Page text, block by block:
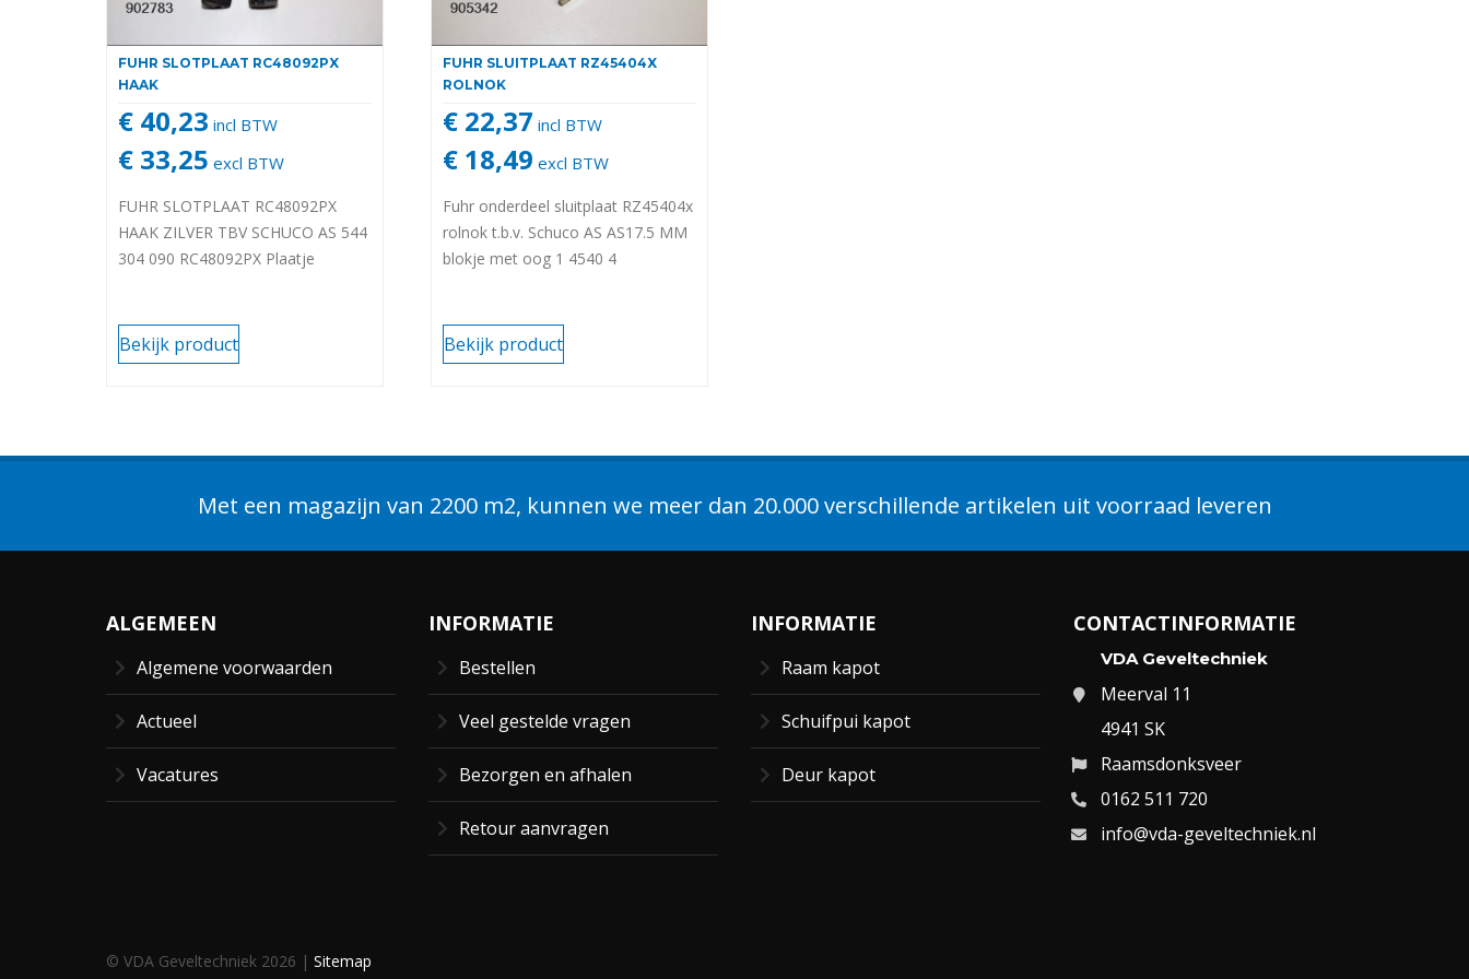
FUHR SLOTPLAAT RC48092PX
HAAK
€ 40,23 incl BTW
€ 33,25 excl BTW
FUHR SLOTPLAAT RC48092PX
HAAK ZILVER TBV SCHUCO AS 544
304 090 RC48092PX Plaatje
Bekijk product
FUHR SLUITPLAAT RZ45404X
ROLNOK
€ 22,37 incl BTW
€ 18,49 excl BTW
Fuhr onderdeel sluitplaat RZ45404x
rolnok t.b.v. Schuco AS AS17.5 MM
blokje met oog 1 4540 4
Bekijk product
Met een magazijn van 2200 m2, kunnen we meer dan 20.000 verschillende artikelen uit voorraad leveren
ALGEMEEN
Algemene voorwaarden
Actueel
Vacatures
INFORMATIE
Bestellen
Veel gestelde vragen
Bezorgen en afhalen
Retour aanvragen
INFORMATIE
Raam kapot
Schuifpui kapot
Deur kapot
CONTACTINFORMATIE
VDA Geveltechniek
Meerval 11
4941 SK
Raamsdonksveer
0162 511 720
info@vda-geveltechniek.nl
© VDA Geveltechniek 2026 | Sitemap